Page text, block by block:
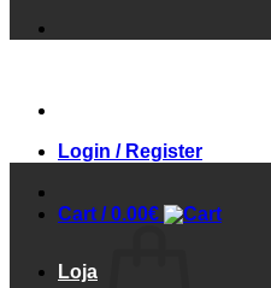
Login / Register
Cart /0.00€
Loja